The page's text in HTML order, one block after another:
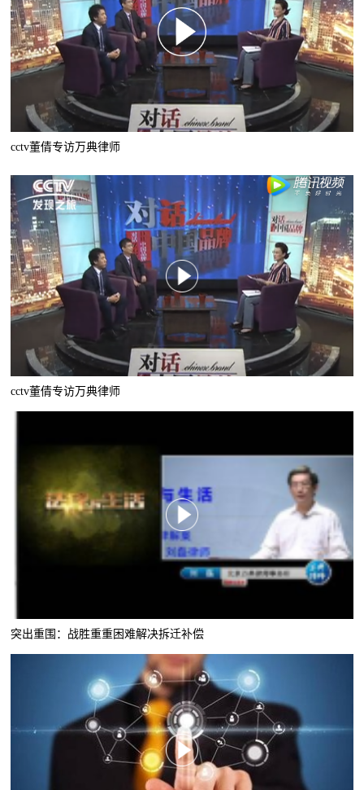
cctv董倩专访万典律师
cctv董倩专访万典律师
突出重围：战胜重重困难解决拆迁补偿